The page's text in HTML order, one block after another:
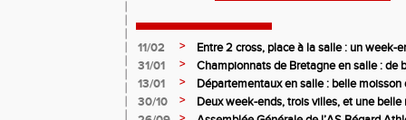
11/02 >
Entre 2 cross, place à la salle : un week-
31/01
>
Championnats de Bretagne en salle : de
juniors filles de l’AS Bégard Athlétisme
13/01 >
Départementaux en salle : belle moisson
Bégard Athlétisme
30/10 >
Deux week-ends, trois villes, et une
pour l’AS Bégard !